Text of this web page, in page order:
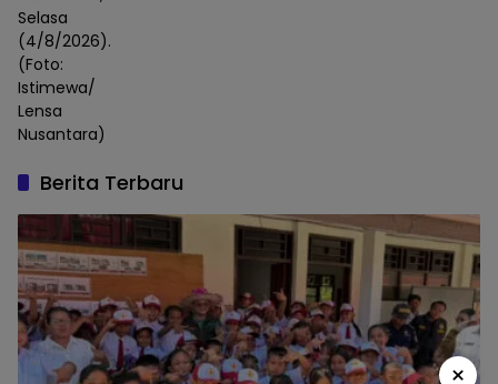
Selasa
(4/8/2026).
(Foto:
Istimewa/
Lensa
Nusantara)
Berita Terbaru
×